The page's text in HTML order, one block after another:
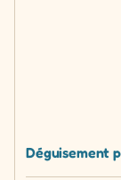
Déguisement